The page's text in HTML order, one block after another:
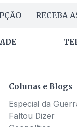
RECEBA
Colunas e Blogs
Especial da
Faltou Dizer